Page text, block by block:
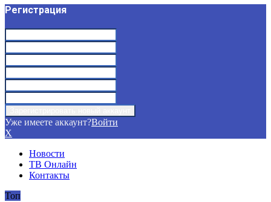
Регистрация
Уже имеете аккаунт?Войти
X
Новости
ТВ Онлайн
Контакты
Топ